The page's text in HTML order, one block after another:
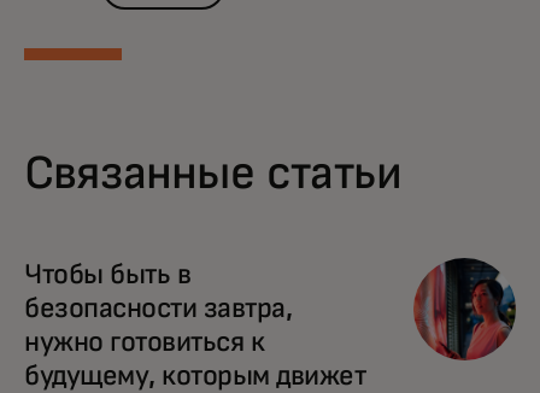
Связанные статьи
Чтобы быть в
безопасности завтра,
нужно готовиться к
будущему, которым движет